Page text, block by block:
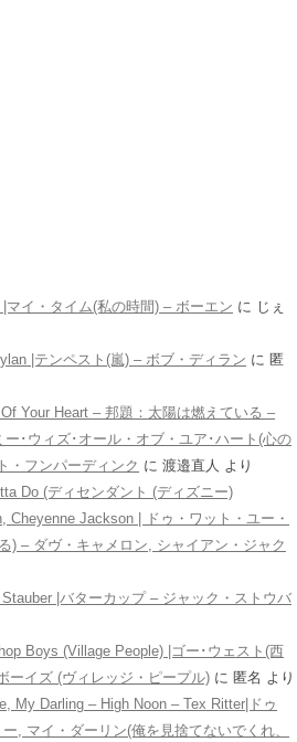
マイ・タイム(私の時間) – ボーエン に じぇ
|テンペスト(嵐) – ボブ・ディラン に 匿
Your Heart – 邦題：太陽は燃えている –
･ウィズ･オール・オブ・ユア･ハート(心の
・フンパーディンク に 渡邉直人 より
Do (ディセンダント (ディズニー)
Cheyenne Jackson | ドゥ・ワット・ユー・
) – ダヴ・キャメロン, シャイアン・ジャク
|バターカップ – ジャック・ストウバ
Boys (Village People) |ゴー･ウェスト(西
ーイズ (ヴィレッジ・ピープル) に 匿名 より
My Darling – High Noon – Tex Ritter|ドゥ
, マイ・ダーリン(俺を見捨てないでくれ、